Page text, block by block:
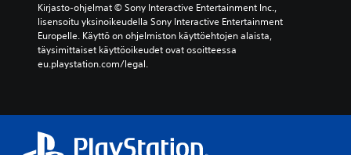
Kirjasto-ohjelmat © Sony Interactive Entertainment Inc.,
lisensoitu yksinoikeudella Sony Interactive Entertainment
Europelle. Käyttö on ohjelmiston käyttöehtojen alaista,
täysimittaiset käyttöoikeudet ovat osoitteessa
eu.playstation.com/legal.